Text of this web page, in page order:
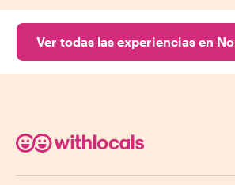
Ver todas las experiencias en